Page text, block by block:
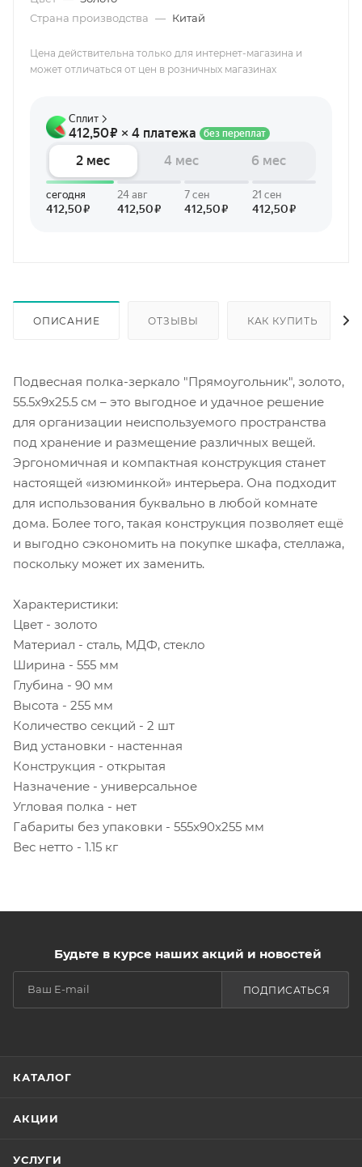
Страна производства — Китай
Цена действительна только для интернет-магазина и
может отличаться от цен в розничных магазинах
ОПИСАНИЕ ОТЗЫВЫ КАК КУПИТЬ
Подвесная полка-зеркало "Прямоугольник", золото,
55.5x9x25.5 см – это выгодное и удачное решение
для организации неиспользуемого пространства
под хранение и размещение различных вещей.
Эргономичная и компактная конструкция станет
настоящей «изюминкой» интерьера. Она подходит
для использования буквально в любой комнате
дома. Более того, такая конструкция позволяет ещё
и выгодно сэкономить на покупке шкафа, стеллажа,
поскольку может их заменить.
Характеристики:
Цвет - золото
Материал - сталь, МДФ, стекло
Ширина - 555 мм
Глубина - 90 мм
Высота - 255 мм
Количество секций - 2 шт
Вид установки - настенная
Конструкция - открытая
Назначение - универсальное
Угловая полка - нет
Габариты без упаковки - 555x90x255 мм
Вес нетто - 1.15 кг
Будьте в курсе наших акций и новостей
ПОДПИСАТЬСЯ
КАТАЛОГ
АКЦИИ
УСЛУГИ